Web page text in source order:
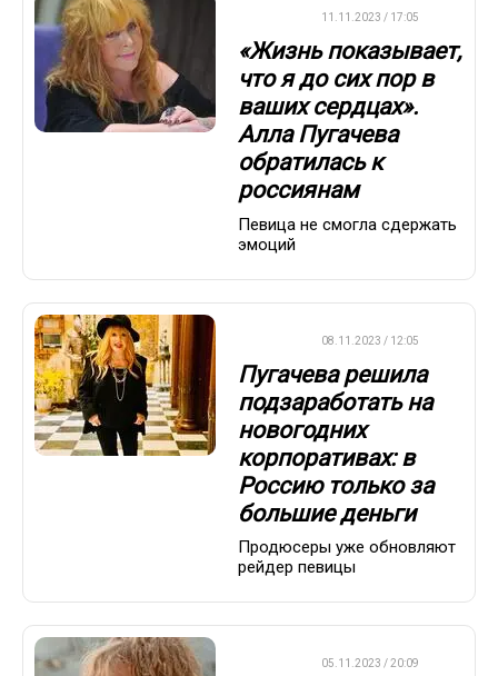
11.11.2023 / 17:05
«Жизнь показывает,
что я до сих пор в
ваших сердцах».
Алла Пугачева
обратилась к
россиянам
Певица не смогла сдержать
эмоций
08.11.2023 / 12:05
Пугачева решила
подзаработать на
новогодних
корпоративах: в
Россию только за
большие деньги
Продюсеры уже обновляют
рейдер певицы
05.11.2023 / 20:09